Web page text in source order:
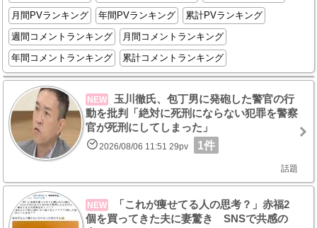
月間PVランキング
年間PVランキング
累計PVランキング
週間コメントランキング
月間コメントランキング
年間コメントランキング
累計コメントランキング
NEW
玉川徹氏、包丁男に発砲した警官の行
動を批判「絶対に死刑にならない犯罪を警察
官が死刑にしてしまった」
2026/08/06 11:51 29pv 1件
話題
NEW
「これが痩せてる人の思考？」赤福2
個を買ってきた夫に妻驚き SNSで共感の